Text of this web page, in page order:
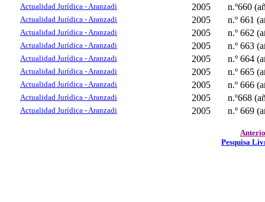
Actualidad Jurídica - Aranzadi 2005 n.º660
Actualidad Jurídica - Aranzadi 2005 n.º 661
Actualidad Jurídica - Aranzadi 2005 n.º 662
Actualidad Jurídica - Aranzadi 2005 n.º 663
Actualidad Jurídica - Aranzadi 2005 n.º 664
Actualidad Jurídica - Aranzadi 2005 n.º 665
Actualidad Jurídica - Aranzadi 2005 n.º 666
Actualidad Jurídica - Aranzadi 2005 n.º668
Actualidad Jurídica - Aranzadi 2005 n.º 669
Pesquisa